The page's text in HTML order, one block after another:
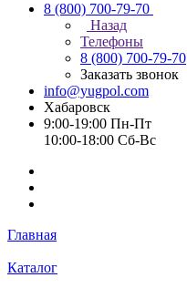
8 (800) 700-79-70
Назад
Телефоны
8 (800) 700-79-70
Заказать звонок
info@yugpol.com
Хабаровск
9:00-19:00 Пн-Пт
10:00-18:00 Cб-Вс
Главная
Каталог